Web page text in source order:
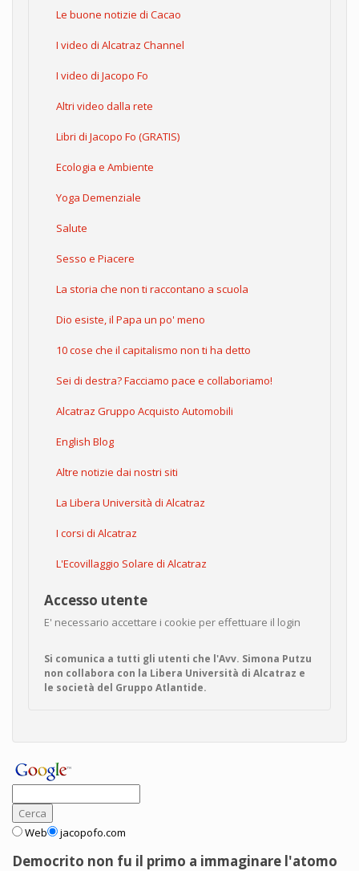
Le buone notizie di Cacao
I video di Alcatraz Channel
I video di Jacopo Fo
Altri video dalla rete
Libri di Jacopo Fo (GRATIS)
Ecologia e Ambiente
Yoga Demenziale
Salute
Sesso e Piacere
La storia che non ti raccontano a scuola
Dio esiste, il Papa un po' meno
10 cose che il capitalismo non ti ha detto
Sei di destra? Facciamo pace e collaboriamo!
Alcatraz Gruppo Acquisto Automobili
English Blog
Altre notizie dai nostri siti
La Libera Università di Alcatraz
I corsi di Alcatraz
L'Ecovillaggio Solare di Alcatraz
Accesso utente
E' necessario accettare i cookie per effettuare il login
Si comunica a tutti gli utenti che l'Avv. Simona Putzu
non collabora con la Libera Università di Alcatraz e
le società del Gruppo Atlantide.
Web jacopofo.com
Democrito non fu il primo a immaginare l'atomo